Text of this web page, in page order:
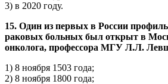
3) в 2020 году.
15. Один из первых в России
раковых больных был открыт в
онколога, профессора МГУ Л.Л.
1) 8 ноября 1503 года;
2) 8 ноября 1800 года;